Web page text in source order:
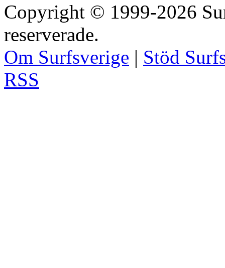
Copyright © 1999-2026
reserverade.
Om Surfsverige | Stöd
RSS